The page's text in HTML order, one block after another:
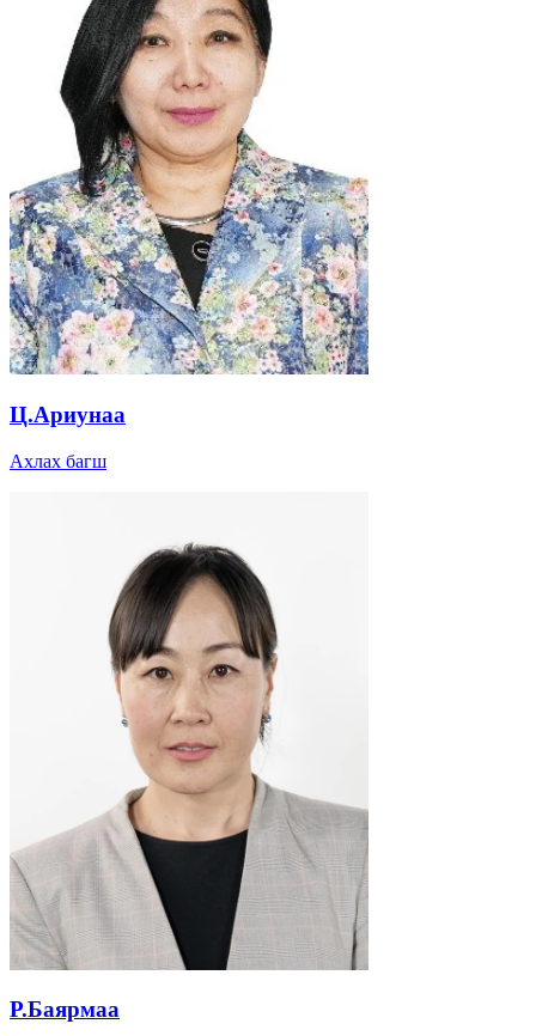
Ц.Ариунаа
Ахлах багш
Р.Баярмаа